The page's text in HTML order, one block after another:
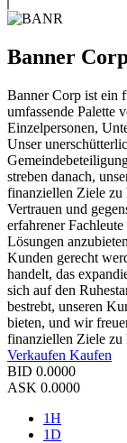
Banner
Banner Corp ist ein
umfassende Palette
Einzelpersonen,
Unser
streben danach,
finanziellen Ziele zu
Vertrauen und
erfahrener
Lösungen
Kunden gerecht
handelt, das
sich auf den
bestrebt, unseren
bieten, und wir
finanziellen Ziele zu
Verkaufen Kaufen
BID 0.0000
ASK 0.0000
1H
1D